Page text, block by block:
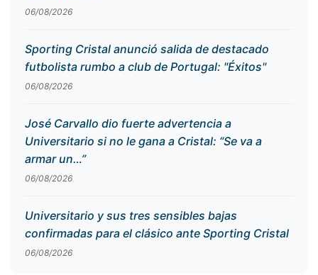
06/08/2026
Sporting Cristal anunció salida de destacado
futbolista rumbo a club de Portugal: "Éxitos"
06/08/2026
José Carvallo dio fuerte advertencia a
Universitario si no le gana a Cristal: “Se va a
armar un…”
06/08/2026
Universitario y sus tres sensibles bajas
confirmadas para el clásico ante Sporting Cristal
06/08/2026